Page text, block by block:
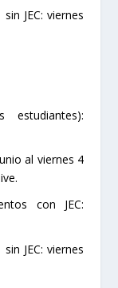
JEC: viernes
al viernes 4
con JEC:
JEC: viernes